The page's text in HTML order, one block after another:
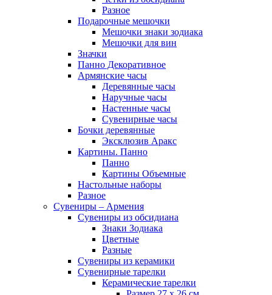
Разное
Подарочные мешочки
Мешочки знаки зодиака
Мешочки для вин
Значки
Панно Декоративное
Армянские часы
Деревянные часы
Наручные часы
Настенные часы
Сувенирные часы
Бочки деревянные
Эксклюзив Аракс
Картины. Панно
Панно
Картины Объемные
Настольные наборы
Разное
Сувениры – Армения
Сувениры из обсидиана
Знаки Зодиака
Цветные
Разные
Сувениры из керамики
Сувенирные тарелки
Керамические тарелки